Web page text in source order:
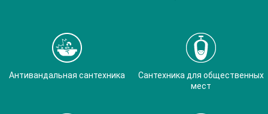
Антивандальная сантехника
Сантехника для общественных
мест